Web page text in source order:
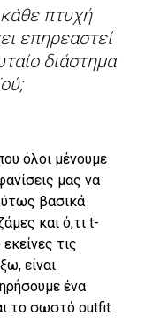
πτυχή
επηρεαστεί
διάστημα
όλοι μένουμε
μας να
βασικά
και ό,τι t-
τις
είναι
ένα
το σωστό outfit